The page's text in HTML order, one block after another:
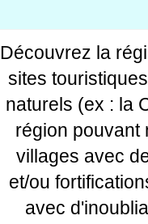
Découvrez la
sites
naturels (ex : la
région pouvant
villages avec
et/ou
avec